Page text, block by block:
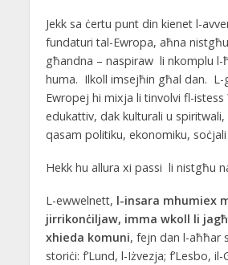
Jekk sa ċertu punt din kienet l-
fundaturi tal-Ewropa, aħna
għandna – naspiraw li nkomplu l-
huma. Ilkoll imsejħin għal dan.
Ewropej hi mixja li tinvolvi fl-istess
edukattiv, dak kulturali u spiritwali,
qasam politiku, ekonomiku,
Hekk hu allura xi passi li nistgħu
L-ewwelnett, l-insara mhumiex
jirrikonċiljaw, imma wkoll li
xhieda komuni, fejn dan l-aħħar
storiċi: f’Lund, l-Iżvezja; f’Lesbo, il-